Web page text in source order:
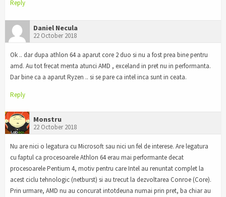
Reply
Daniel Necula
22 October 2018
Ok .. dar dupa athlon 64 a aparut core 2 duo si nu a fost prea bine pentru
amd. Au tot frecat menta atunci AMD , exceland in pret nu in performanta.
Dar bine ca a aparut Ryzen .. si se pare ca intel inca sunt in ceata.
Reply
Monstru
22 October 2018
Nu are nici o legatura cu Microsoft sau nici un fel de interese. Are legatura
cu faptul ca procesoarele Athlon 64 erau mai performante decat
procesoarele Pentium 4, motiv pentru care Intel au renuntat complet la
acest ciclu tehnologic (netburst) si au trecut la dezvoltarea Conroe (Core).
Prin urmare, AMD nu au concurat intotdeuna numai prin pret, ba chiar au